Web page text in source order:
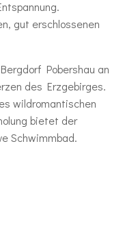
gut erschlossenen
Pobershau an
des Erzgebirges.
wildromantischen
bietet der
Schwimmbad.